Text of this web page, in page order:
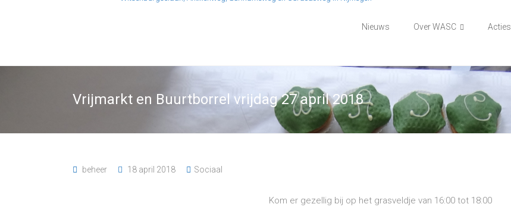
Nieuws Over WASC Acties
Vrijmarkt en Buurtborrel vrijdag 27 april 2018
beheer 18 april 2018 Sociaal
Kom er gezellig bij op het grasveldje van 16:00 tot 18:00